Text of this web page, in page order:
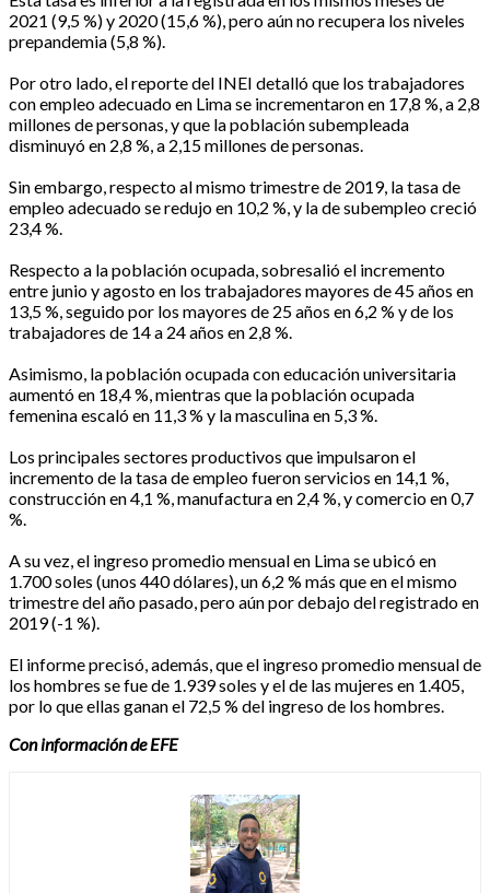
2021 (9,5 %) y 2020 (15,6 %), pero aún no recupera los niveles
prepandemia (5,8 %).
Por otro lado, el reporte del INEI detalló que los trabajadores
con empleo adecuado en Lima se incrementaron en 17,8 %, a 2,8
millones de personas, y que la población subempleada
disminuyó en 2,8 %, a 2,15 millones de personas.
Sin embargo, respecto al mismo trimestre de 2019, la tasa de
empleo adecuado se redujo en 10,2 %, y la de subempleo creció
23,4 %.
Respecto a la población ocupada, sobresalió el incremento
entre junio y agosto en los trabajadores mayores de 45 años en
13,5 %, seguido por los mayores de 25 años en 6,2 % y de los
trabajadores de 14 a 24 años en 2,8 %.
Asimismo, la población ocupada con educación universitaria
aumentó en 18,4 %, mientras que la población ocupada
femenina escaló en 11,3 % y la masculina en 5,3 %.
Los principales sectores productivos que impulsaron el
incremento de la tasa de empleo fueron servicios en 14,1 %,
construcción en 4,1 %, manufactura en 2,4 %, y comercio en 0,7
%.
A su vez, el ingreso promedio mensual en Lima se ubicó en
1.700 soles (unos 440 dólares), un 6,2 % más que en el mismo
trimestre del año pasado, pero aún por debajo del registrado en
2019 (-1 %).
El informe precisó, además, que el ingreso promedio mensual de
los hombres se fue de 1.939 soles y el de las mujeres en 1.405,
por lo que ellas ganan el 72,5 % del ingreso de los hombres.
Con información de EFE